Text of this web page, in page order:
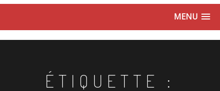
MENU
ÉTIQUETTE :